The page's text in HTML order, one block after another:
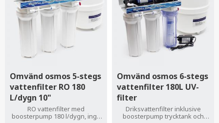
Omvänd osmos 5-stegs
vattenfilter RO 180
L/dygn 10"
RO vattenfilter med
boosterpump 180 l/dygn, inga
Omvänd osmos 6-stegs
vattenfilter 180L UV-
filter
Driksvattenfilter inklusive
boosterpump trycktank och